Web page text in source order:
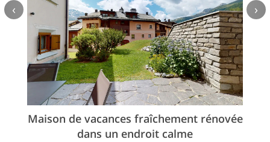
Maison de vacances fraîchement rénovée
dans un endroit calme
‹ ›